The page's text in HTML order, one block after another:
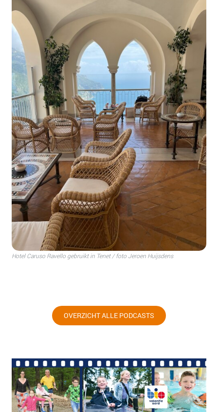
Hotel Caruso Ravello gebruikt in Tenet / foto Jeroen Huijsdens
OVERZICHT ALLE PODCASTS